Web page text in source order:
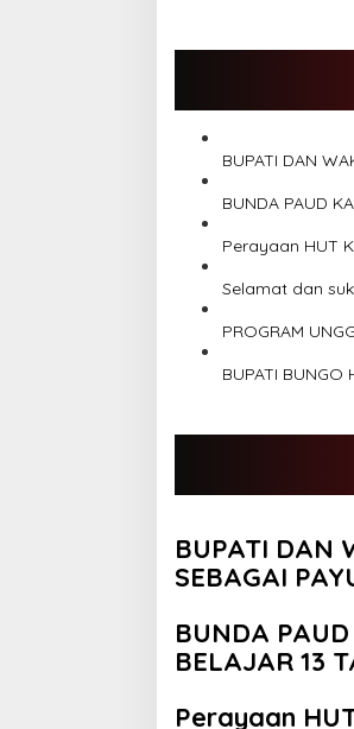
i
a
i
p
o
s
BUPATI DAN
BUNDA PAUD
Perayaan HUT
Selamat dan
PROGRAM
BUPATI BUNGO
BUPATI DAN
SEBAGAI
BUNDA
BELAJAR 13
Perayaan